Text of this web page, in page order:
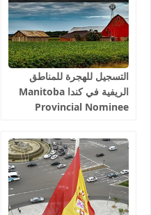
التسجيل للهجرة للمناطق
الريفية في كندا Manitoba
Provincial Nominee